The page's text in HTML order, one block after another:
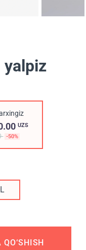
yalpiz
UZS
-50%